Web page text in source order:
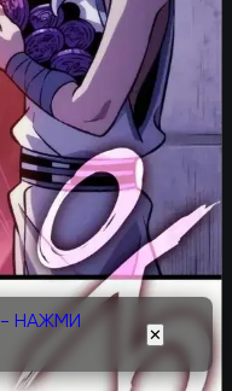
- НАЖМИ
✕